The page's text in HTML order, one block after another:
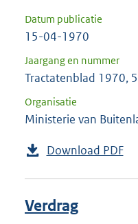
Datum publicatie
15-04-1970
Jaargang en nummer
Tractatenblad 1970,
Organisatie
Ministerie van
Download PDF
Verdrag